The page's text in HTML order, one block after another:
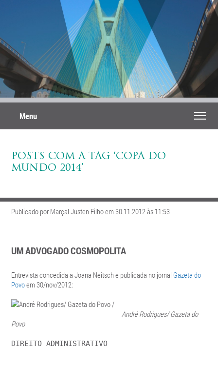
Menu
POSTS COM A TAG ‘COPA DO
MUNDO 2014’
Publicado por Marçal Justen Filho em 30.11.2012 às 11:53
UM ADVOGADO COSMOPOLITA
Entrevista concedida a Joana Neitsch e publicada no jornal Gazeta do
Povoem 30/nov/2012:
André Rodrigues/ Gazeta do
Povo
DIREITO ADMINISTRATIVO